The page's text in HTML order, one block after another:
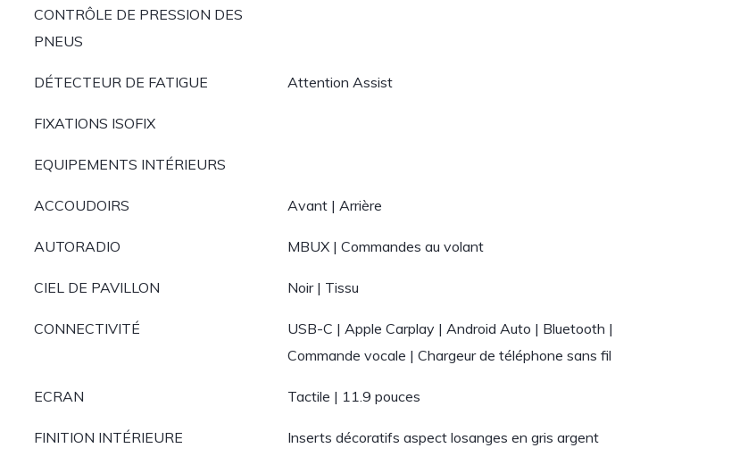
CONTRÔLE DE PRESSION DES
PNEUS
DÉTECTEUR DE FATIGUE Attention Assist
FIXATIONS ISOFIX
EQUIPEMENTS INTÉRIEURS
ACCOUDOIRS Avant | Arrière
AUTORADIO MBUX | Commandes au volant
CIEL DE PAVILLON Noir | Tissu
CONNECTIVITÉ
USB-C | Apple Carplay | Android Auto | Bluetooth |
Commande vocale | Chargeur de téléphone sans fil
ECRAN Tactile | 11.9 pouces
FINITION INTÉRIEURE Inserts décoratifs aspect losanges en gris argent